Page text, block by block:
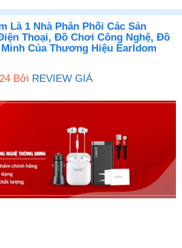
Là 1 Nhà Phân Phối Các Sản
Thoại, Đồ Chơi Công Nghệ, Đồ
Của Thương Hiệu Earldom
Bởi REVIEW GIÁ